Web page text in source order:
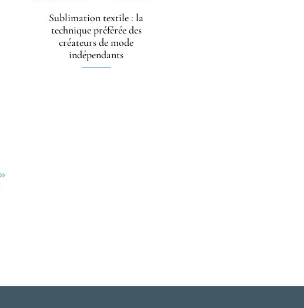
Sublimation textile : la
technique préférée des
créateurs de mode
indépendants